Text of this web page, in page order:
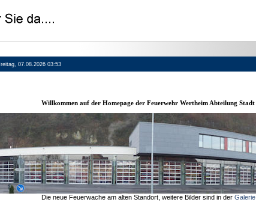
07.08.2026 03:53
Willkommen auf der Homepage der Feuerwehr Wertheim Abteilung Stadt
Die neue Feuerwache am alten Standort, weitere Bilder sind in der Galerie